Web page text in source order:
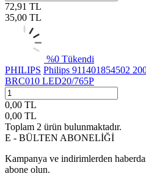
72,91 TL
35,00 TL
%0 Tükendi
PHILIPS Philips 911401854502
BRC010 LED20/765P
0,00 TL
0,00 TL
Toplam 2 ürün bulunmaktadır.
E - BÜLTEN ABONELİĞİ
Kampanya ve indirimlerden
abone olun.